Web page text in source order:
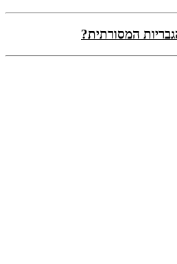
המסורתית?